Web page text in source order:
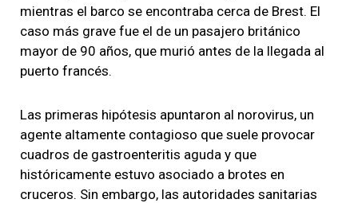
mientras el barco se encontraba cerca de Brest. El
caso más grave fue el de un pasajero británico
mayor de 90 años, que murió antes de la llegada al
puerto francés.
Las primeras hipótesis apuntaron al norovirus, un
agente altamente contagioso que suele provocar
cuadros de gastroenteritis aguda y que
históricamente estuvo asociado a brotes en
cruceros. Sin embargo, las autoridades sanitarias